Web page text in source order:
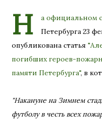
Н
а официальном
Петербурга 23
опубликована статья
погибших героев-
памяти Петербурга", в
"Накануне на Зимнем
футболу в честь всех